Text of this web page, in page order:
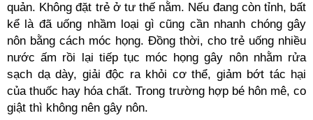
quản. Không đặt trẻ ở tư thế nằm. Nếu đang còn tỉnh, bất
kể là đã uống nhầm loại gì cũng cần nhanh chóng gây
nôn bằng cách móc họng. Đồng thời, cho trẻ uống nhiều
nước ấm rồi lại tiếp tục móc họng gây nôn nhằm rửa
sạch dạ dày, giải độc ra khỏi cơ thể, giảm bớt tác hại
của thuốc hay hóa chất. Trong trường hợp bé hôn mê, co
giật thì không nên gây nôn.